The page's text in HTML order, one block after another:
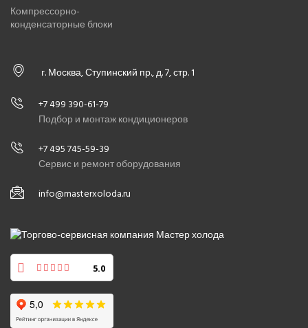
Компрессорно-
конденсаторные блоки
г. Москва, Ступинский пр., д. 7, стр. 1
+7 499 390-61-79
Подбор и монтаж кондиционеров
+7 495 745-59-39
Сервис и ремонт оборудования
info@masterxoloda.ru
5.0